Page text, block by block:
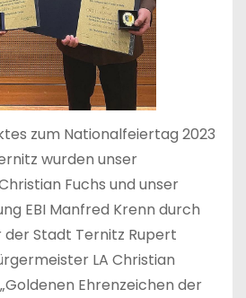
zum Nationalfeiertag 2023
wurden unser
Fuchs und unser
EBI Manfred Krenn durch
Stadt Ternitz Rupert
LA Christian
Ehrenzeichen der